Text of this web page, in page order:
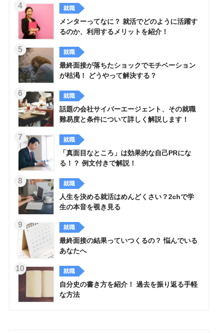
就職
メンターってなに？ 就活でどのように活躍す
るのか、利用するメリットを紹介！
就職
最終面接が落ちたショックでモチベーション
が枯渇！ どうやって解決する？
就職
話題の会社サイバーエージェント、その就職
難易度と条件について詳しく解説します！
就職
「真面目なところ」は効果的な自己PRにな
る！？ 例文付きで解説！
就職
人生を決める就活はめんどくさい？2chで学
生の本音を覗き見る
就職
最終面接の結果っていつくるの？ 悩んでいる
あなたへ
就職
自分史の書き方を紹介！ 過去を振り返る手軽
な方法